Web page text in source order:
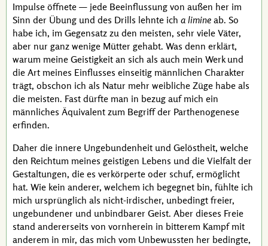
Impulse öffnete — jede Beeinflussung von außen her im
Sinn der Übung und des Drills lehnte ich a limine ab. So
habe ich, im Gegensatz zu den meisten, sehr viele Väter,
aber nur ganz wenige Mütter gehabt. Was denn erklärt,
warum meine Geistigkeit an sich als auch mein Werk und
die Art meines Einflusses einseitig männlichen Charakter
trägt, obschon ich als Natur mehr weibliche Züge habe als
die meisten. Fast dürfte man in bezug auf mich ein
männliches Äquivalent zum Begriff der Parthenogenese
erfinden.
Daher die innere Ungebundenheit und Gelöstheit, welche
den Reichtum meines geistigen Lebens und die Vielfalt der
Gestaltungen, die es verkörperte oder schuf, ermöglicht
hat. Wie kein anderer, welchem ich begegnet bin, fühlte ich
mich ursprünglich als nicht-irdischer, unbedingt freier,
ungebundener und unbindbarer Geist. Aber dieses Freie
stand andererseits von vornherein in bitterem Kampf mit
anderem in mir, das mich vom Unbewussten her bedingte,